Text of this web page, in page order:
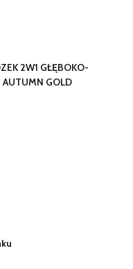
2W1 GŁĘBOKO-
AUTUMN GOLD